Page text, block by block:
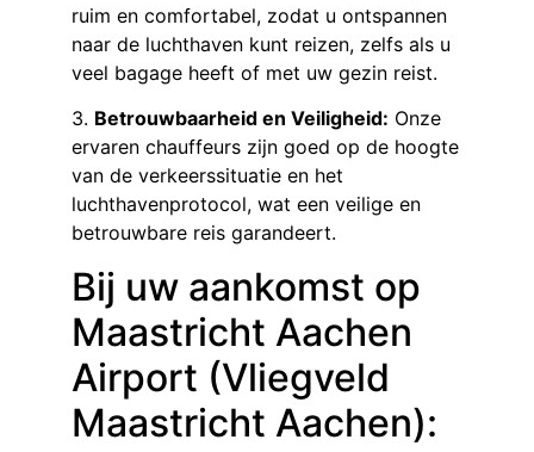
ruim en comfortabel, zodat u ontspannen
naar de luchthaven kunt reizen, zelfs als u
veel bagage heeft of met uw gezin reist.
3. Betrouwbaarheid en Veiligheid: Onze
ervaren chauffeurs zijn goed op de hoogte
van de verkeerssituatie en het
luchthavenprotocol, wat een veilige en
betrouwbare reis garandeert.
Bij uw aankomst op
Maastricht Aachen
Airport (Vliegveld
Maastricht Aachen):